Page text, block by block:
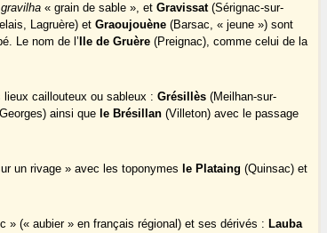
gravilha « grain de sable », etGravissat(Sérignac-sur-
Lagruère) etGraoujouène (Barsac, « jeune ») sont
Le nom de l’ Ile de Gruère (Preignac), comme celui de la
lieux caillouteux ou sableux :Grésillès (Meilhan-sur-
ainsi que le Brésillan (Villeton) avec le passage
un rivage » avec les toponymes le Plataing (Quinsac) et
» (« aubier » en français régional) et ses dérivés : Lauba